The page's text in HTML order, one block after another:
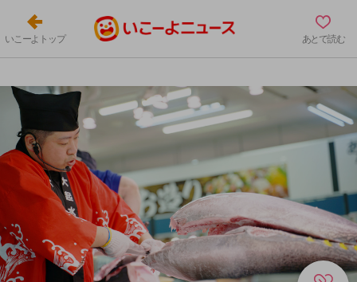
いこーよトップ あとで読む